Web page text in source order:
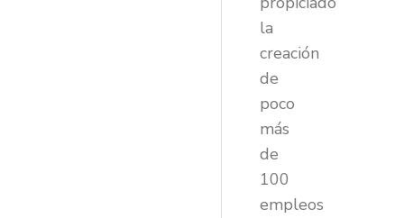
la
creación
de
poco
más
de
100
empleos